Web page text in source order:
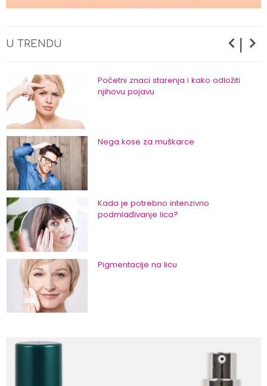
U TRENDU |
Početni znaci starenja i kako odložiti
njihovu pojavu
Nega kose za muškarce
Kada je potrebno intenzivno
podmlađivanje lica?
Pigmentacije na licu